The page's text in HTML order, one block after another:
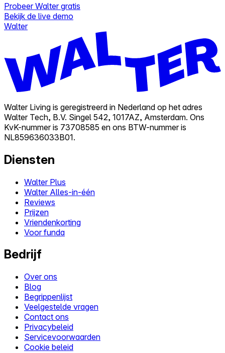
Probeer Walter gratis
Bekijk de live demo
Walter
Walter Living is geregistreerd in Nederland op het adres
Walter Tech, B.V. Singel 542, 1017AZ, Amsterdam. Ons
KvK-nummer is 73708585 en ons BTW-nummer is
NL859636033B01.
Diensten
Walter Plus
Walter Alles-in-één
Reviews
Prijzen
Vriendenkorting
Voor funda
Bedrijf
Over ons
Blog
Begrippenlijst
Veelgestelde vragen
Contact ons
Privacybeleid
Servicevoorwaarden
Cookie beleid